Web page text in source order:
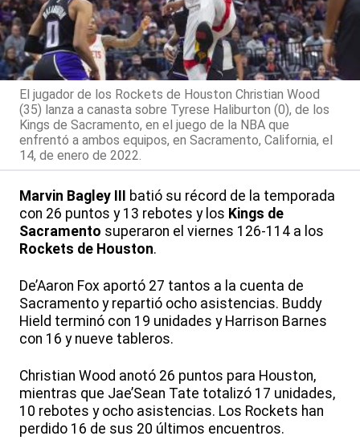
El jugador de los Rockets de Houston Christian Wood
(35) lanza a canasta sobre Tyrese Haliburton (0), de los
Kings de Sacramento, en el juego de la NBA que
enfrentó a ambos equipos, en Sacramento, California, el
14, de enero de 2022.
Marvin Bagley III
batió su récord de la temporada
con 26 puntos y 13 rebotes y los Kings de
Sacramento superaron el viernes 126-114 a los
Rockets de Houston.
De’Aaron Fox aportó 27 tantos a la cuenta de
Sacramento y repartió ocho asistencias. Buddy
Hield terminó con 19 unidades y Harrison Barnes
con 16 y nueve tableros.
Christian Wood anotó 26 puntos para Houston,
mientras que Jae’Sean Tate totalizó 17 unidades,
10 rebotes y ocho asistencias. Los Rockets han
perdido 16 de sus 20 últimos encuentros.